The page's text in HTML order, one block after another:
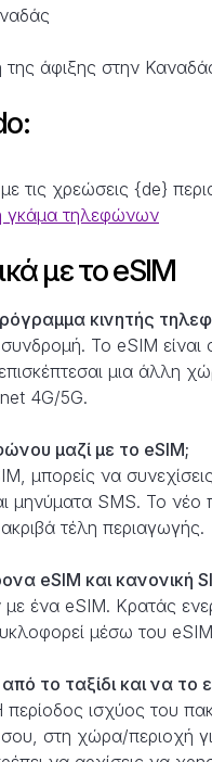
άφιξης στην
τις χρεώσεις {de}
γκάμα τηλεφώνων
με το eSIM
κινητής
Το eSIM
μια άλλη
4G/5G.
μαζί με το eSIM;
μπορείς να
μηνύματα SMS. Το
τέλη περιαγωγής.
eSIM και κανονική
με ένα eSIM. Κρατάς
μέσω του
το ταξίδι και να το
ισχύος του
στη χώρα/περιοχή